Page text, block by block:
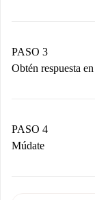
propietario
PASO 3
Obtén respuesta
contacto
Si es
PASO 4
Múdate